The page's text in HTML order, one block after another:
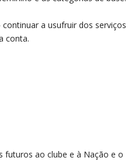
a usufruir dos serviços
conta.
futuros ao clube e à Nação e o